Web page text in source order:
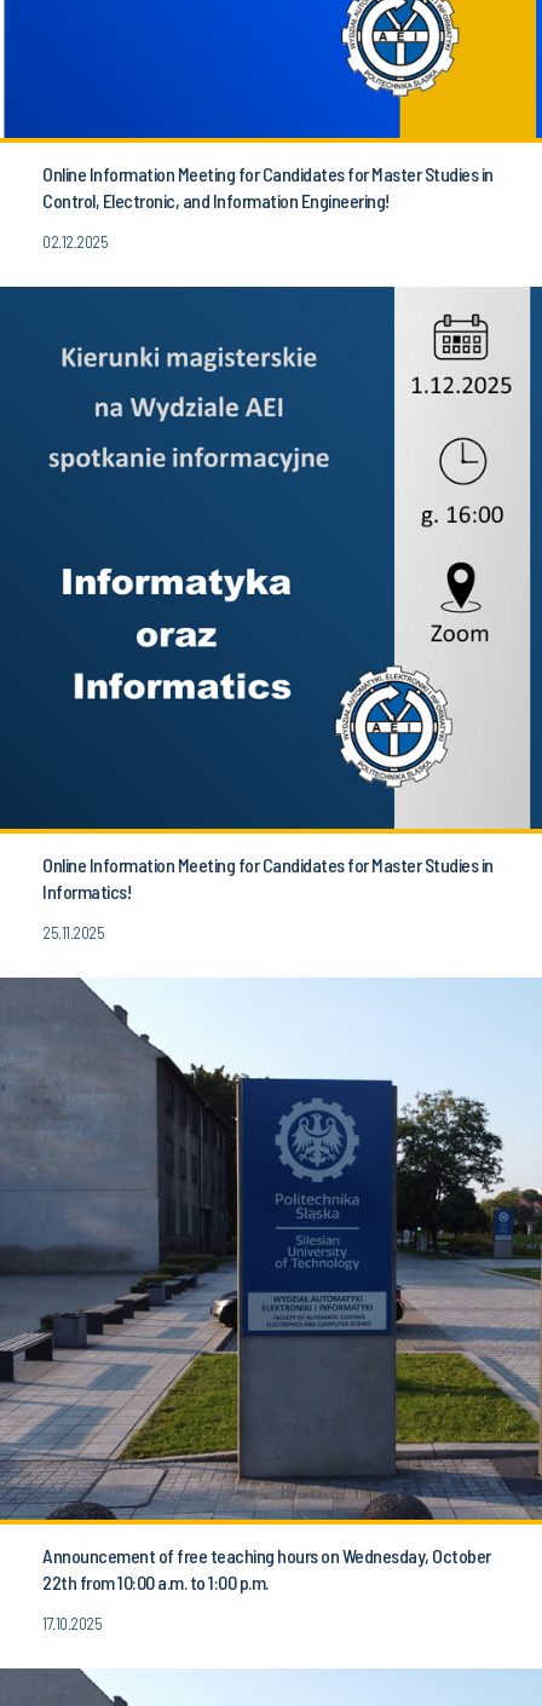
Online Information Meeting for Candidates for Master Studies in
Control, Electronic, and Information Engineering!
02.12.2025
Online Information Meeting for Candidates for Master Studies in
Informatics!
25.11.2025
Announcement of free teaching hours on Wednesday, October
22th from 10:00 a.m. to 1:00 p.m.
17.10.2025